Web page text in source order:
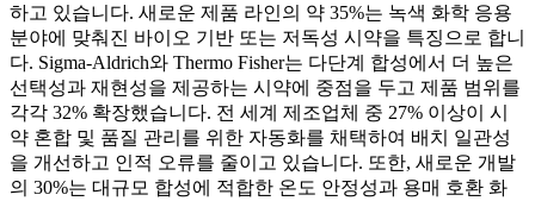
하고 있습니다. 새로운 제품 라인의 약 35%는 녹색 화학 응용
분야에 맞춰진 바이오 기반 또는 저독성 시약을 특징으로 합니
다. Sigma-Aldrich와 Thermo Fisher는 다단계 합성에서 더 높은
선택성과 재현성을 제공하는 시약에 중점을 두고 제품 범위를
각각 32% 확장했습니다. 전 세계 제조업체 중 27% 이상이 시
약 혼합 및 품질 관리를 위한 자동화를 채택하여 배치 일관성
을 개선하고 인적 오류를 줄이고 있습니다. 또한, 새로운 개발
의 30%는 대규모 합성에 적합한 온도 안정성과 용매 호환 화